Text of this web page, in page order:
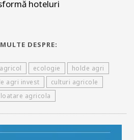
hoteluri
DESPRE:
ecologie
holde agri
agri invest
culturi agricole
agricola